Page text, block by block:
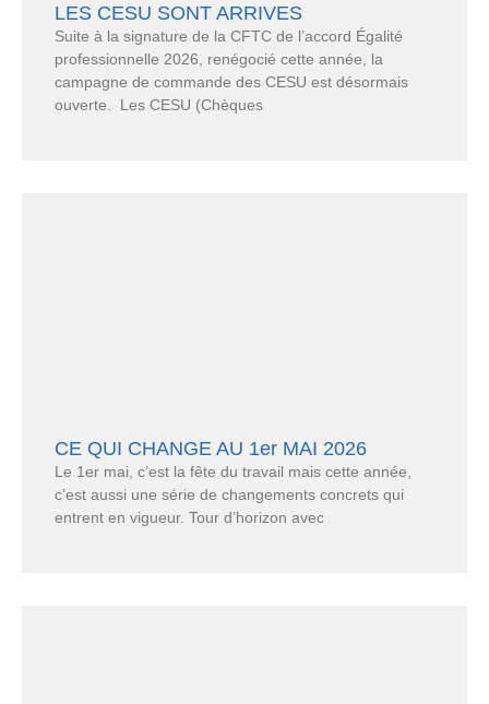
LES CESU SONT ARRIVES
Suite à la signature de la CFTC de l’accord Égalité
professionnelle 2026, renégocié cette année, la
campagne de commande des CESU est désormais
ouverte. Les CESU (Chèques
CE QUI CHANGE AU 1er MAI 2026
Le 1er mai, c’est la fête du travail mais cette année,
c’est aussi une série de changements concrets qui
entrent en vigueur. Tour d’horizon avec